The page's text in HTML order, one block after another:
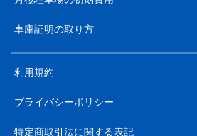
車庫証明の取り方
利用規約
プライバシーポリシー
特定商取引法に関する表記